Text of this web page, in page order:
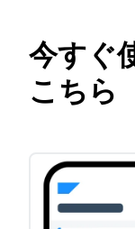
今すぐ
こちら